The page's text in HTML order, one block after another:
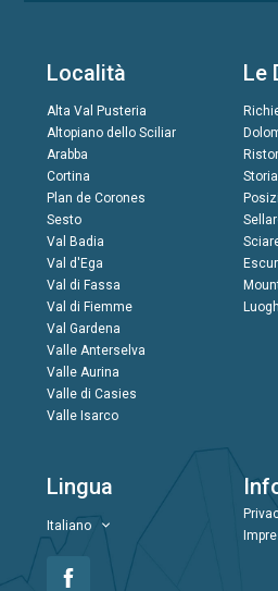
Località
Alta Val Pusteria
Altopiano dello Sciliar
Arabba
Cortina
Plan de Corones
Sesto
Val Badia
Val d'Ega
Val di Fassa
Val di Fiemme
Val Gardena
Valle Anterselva
Valle Aurina
Valle di Casies
Valle Isarco
Le
Lingua
Italiano